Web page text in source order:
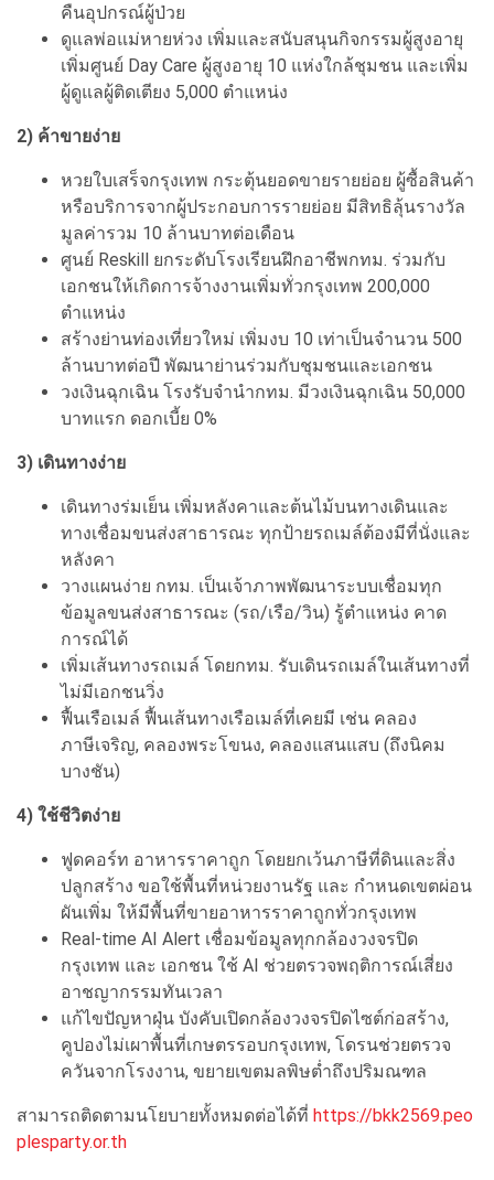
คืนอุปกรณ์ผู้ป่วย
ดูแลพ่อแม่หายห่วง เพิ่มและสนับสนุนกิจกรรมผู้สูงอายุ
เพิ่มศูนย์ Day Care ผู้สูงอายุ 10 แห่งใกล้ชุมชน และเพิ่ม
ผู้ดูแลผู้ติดเตียง 5,000 ตำแหน่ง
2) ค้าขายง่าย
หวยใบเสร็จกรุงเทพ กระตุ้นยอดขายรายย่อย ผู้ซื้อสินค้า
หรือบริการจากผู้ประกอบการรายย่อย มีสิทธิลุ้นรางวัล
มูลค่ารวม 10 ล้านบาทต่อเดือน
ศูนย์ Reskill ยกระดับโรงเรียนฝึกอาชีพกทม. ร่วมกับ
เอกชนให้เกิดการจ้างงานเพิ่มทั่วกรุงเทพ 200,000
ตำแหน่ง
สร้างย่านท่องเที่ยวใหม่ เพิ่มงบ 10 เท่าเป็นจำนวน 500
ล้านบาทต่อปี พัฒนาย่านร่วมกับชุมชนและเอกชน
วงเงินฉุกเฉิน โรงรับจำนำกทม. มีวงเงินฉุกเฉิน 50,000
บาทแรก ดอกเบี้ย 0%
3) เดินทางง่าย
เดินทางร่มเย็น เพิ่มหลังคาและต้นไม้บนทางเดินและ
ทางเชื่อมขนส่งสาธารณะ ทุกป้ายรถเมล์ต้องมีที่นั่งและ
หลังคา
วางแผนง่าย กทม. เป็นเจ้าภาพพัฒนาระบบเชื่อมทุก
ข้อมูลขนส่งสาธารณะ (รถ/เรือ/วิน) รู้ตำแหน่ง คาด
การณ์ได้
เพิ่มเส้นทางรถเมล์ โดยกทม. รับเดินรถเมล์ในเส้นทางที่
ไม่มีเอกชนวิ่ง
ฟื้นเรือเมล์ ฟื้นเส้นทางเรือเมล์ที่เคยมี เช่น คลอง
ภาษีเจริญ, คลองพระโขนง, คลองแสนแสบ (ถึงนิคม
บางชัน)
4) ใช้ชีวิตง่าย
ฟูดคอร์ท อาหารราคาถูก โดยยกเว้นภาษีที่ดินและสิ่ง
ปลูกสร้าง ขอใช้พื้นที่หน่วยงานรัฐ และ กำหนดเขตผ่อน
ผันเพิ่ม ให้มีพื้นที่ขายอาหารราคาถูกทั่วกรุงเทพ
Real-time AI Alert เชื่อมข้อมูลทุกกล้องวงจรปิด
กรุงเทพ และ เอกชน ใช้ AI ช่วยตรวจพฤติการณ์เสี่ยง
อาชญากรรมทันเวลา
แก้ไขปัญหาฝุ่น บังคับเปิดกล้องวงจรปิดไซต์ก่อสร้าง,
คูปองไม่เผาพื้นที่เกษตรรอบกรุงเทพ, โดรนช่วยตรวจ
ควันจากโรงงาน, ขยายเขตมลพิษต่ำถึงปริมณฑล
สามารถติดตามนโยบายทั้งหมดต่อได้ที่ https://bkk2569.peo
plesparty.or.th